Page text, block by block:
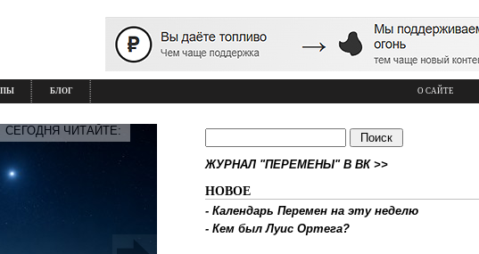
О САЙТЕ
БЛОГ
СЕГОДНЯ ЧИТАЙТЕ:
ЖУРНАЛ "ПЕРЕМЕНЫ" В ВК >>
НОВОЕ
- Календарь Перемен на эту неделю
- Кем был Луис Ортега?